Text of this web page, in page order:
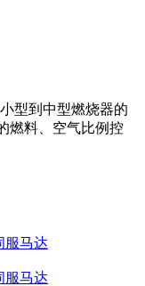
型到中型燃烧器的
燃料、空气比例控
服马达
服马达